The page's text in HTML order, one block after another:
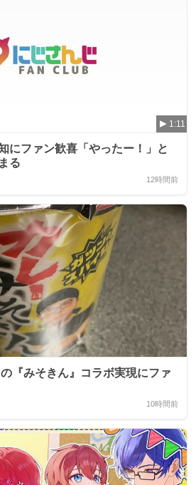
1:11
にファン歓喜「やったー！」と
る
12時間前
『みそきん』コラボ実現にファ
10時間前